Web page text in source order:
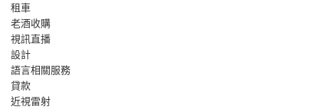
租車
老酒收購
視訊直播
設計
語言相關服務
貸款
近視雷射